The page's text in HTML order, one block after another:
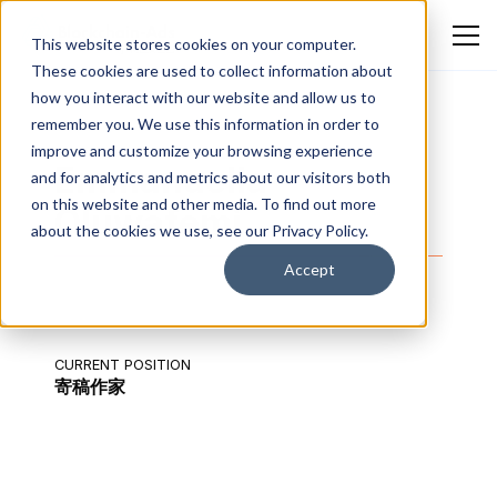
This website stores cookies on your computer.
These cookies are used to collect information about
how you interact with our website and allow us to
remember you. We use this information in order to
improve and customize your browsing experience
and for analytics and metrics about our visitors both
on this website and other media. To find out more
about the cookies we use, see our Privacy Policy.
Accept
Emmanuella
Oluwafemi
CURRENT POSITION
寄稿作家